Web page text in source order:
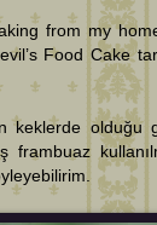
from my
Food Cake
keklerde olduğu